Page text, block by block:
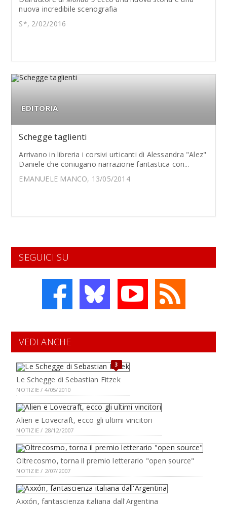
nuova incredibile scenografia
S*, 2/02/2016
EDITORIA
Schegge taglienti
Arrivano in libreria i corsivi urticanti di Alessandra "Alez"
Daniele che coniugano narrazione fantastica con...
EMANUELE MANCO, 13/05/2014
SEGUICI SU
VEDI ANCHE
3
Le Schegge di Sebastian Fitzek
NOTIZIE / 4/05/2010
Alien e Lovecraft, ecco gli ultimi vincitori
NOTIZIE / 28/12/2007
Oltrecosmo, torna il premio letterario "open source"
NOTIZIE / 2/07/2007
Axxón, fantascienza italiana dall'Argentina